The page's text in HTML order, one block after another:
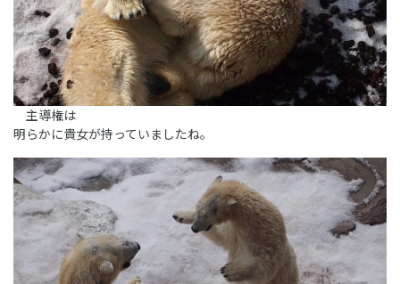
主導権は
明らかに貴女が持っていましたね。